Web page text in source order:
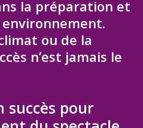
la préparation et
ou de la
n’est jamais le
succès pour